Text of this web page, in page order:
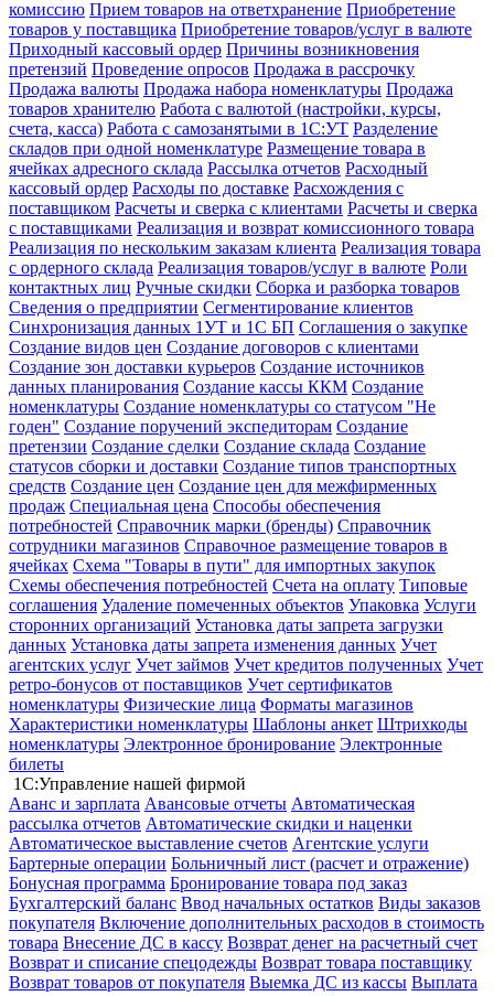
комиссию Прием товаров на ответхранение Приобретение
товаров у поставщика Приобретение товаров/услуг в валюте
Приходный кассовый ордер Причины возникновения
претензий Проведение опросов Продажа в рассрочку
Продажа валюты Продажа набора номенклатуры Продажа
товаров хранителю Работа с валютой (настройки, курсы,
счета, касса) Работа с самозанятыми в 1С:УТ Разделение
складов при одной номенклатуре Размещение товара в
ячейках адресного склада Рассылка отчетов Расходный
кассовый ордер Расходы по доставке Расхождения с
поставщиком Расчеты и сверка с клиентами Расчеты и сверка
с поставщиками Реализация и возврат комиссионного товара
Реализация по нескольким заказам клиента Реализация товара
с ордерного склада Реализация товаров/услуг в валюте Роли
контактных лиц Ручные скидки Сборка и разборка товаров
Сведения о предприятии Сегментирование клиентов
Синхронизация данных 1УТ и 1С БП Соглашения о закупке
Создание видов цен Создание договоров с клиентами
Создание зон доставки курьеров Создание источников
данных планирования Создание кассы ККМ Создание
номенклатуры Создание номенклатуры со статусом "Не
годен" Создание поручений экспедиторам Создание
претензии Создание сделки Создание склада Создание
статусов сборки и доставки Создание типов транспортных
средств Создание цен Создание цен для межфирменных
продаж Специальная цена Способы обеспечения
потребностей Справочник марки (бренды) Справочник
сотрудники магазинов Справочное размещение товаров в
ячейках Схема "Товары в пути" для импортных закупок
Схемы обеспечения потребностей Счета на оплату Типовые
соглашения Удаление помеченных объектов Упаковка Услуги
сторонних организаций Установка даты запрета загрузки
данных Установка даты запрета изменения данных Учет
агентских услуг Учет займов Учет кредитов полученных Учет
ретро-бонусов от поставщиков Учет сертификатов
номенклатуры Физические лица Форматы магазинов
Характеристики номенклатуры Шаблоны анкет Штрихкоды
номенклатуры Электронное бронирование Электронные
билеты
1С:Управление нашей фирмой
Аванс и зарплата Авансовые отчеты Автоматическая
рассылка отчетов Автоматические скидки и наценки
Автоматическое выставление счетов Агентские услуги
Бартерные операции Больничный лист (расчет и отражение)
Бонусная программа Бронирование товара под заказ
Бухгалтерский баланс Ввод начальных остатков Виды заказов
покупателя Включение дополнительных расходов в стоимость
товара Внесение ДС в кассу Возврат денег на расчетный счет
Возврат и списание спецодежды Возврат товара поставщику
Возврат товаров от покупателя Выемка ДС из кассы Выплата